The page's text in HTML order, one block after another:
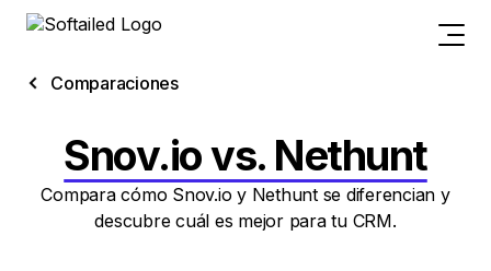
Comparaciones
Snov.io vs. Nethunt
Compara cómo Snov.io y Nethunt se diferencian y
descubre cuál es mejor para tu CRM.